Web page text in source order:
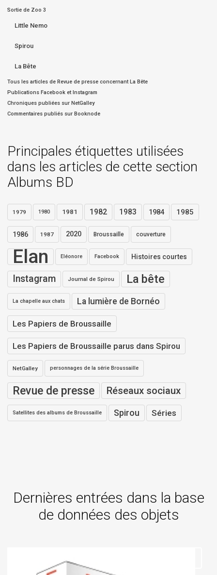
Sortie de Zoo 3
Little Nemo
Spirou
La Bête
Tous les articles de Revue de presse concernant La Bête
Publications Facebook et Instagram
Chroniques publiées sur NetGalley
Commentaires publiés sur Booknode
Principales étiquettes utilisées
dans les articles de cette section
Albums BD
1979 1980 1981 1982 1983 1984 1985
1986 1987 2020 Broussaille couverture
Elan Eléonore Facebook Histoires courtes
Instagram Journal de Spirou La bête
La chapelle aux chats La lumière de Bornéo
Les Papiers de Broussaille
Les Papiers de Broussaille parus dans Spirou
NetGalley personnages de la série Broussaille
Revue de presse Réseaux sociaux
Satellites des albums de Broussaille Spirou Séries
Dernières entrées dans la base
de données des objets